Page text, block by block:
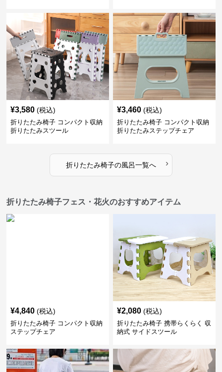
¥3,580 (税込)
折りたたみ椅子 コンパクト収納
折りたたみスツール
¥3,460 (税込)
折りたたみ椅子 コンパクト収納
折りたたみステップチェア
折りたたみ椅子の風呂一覧へ ›
折りたたみ椅子フェス・花火のおすすめアイテム
¥4,840 (税込)
折りたたみ椅子 コンパクト収納
ステップチェア
¥2,080 (税込)
折りたたみ椅子 携帯らくらく 収
納式 サイドスツール